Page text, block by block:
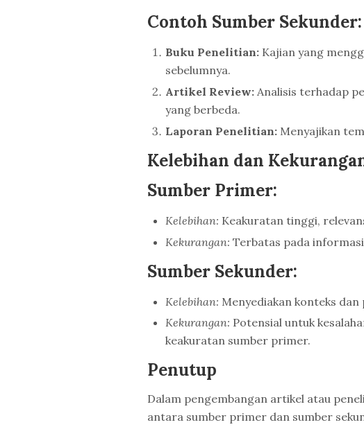
Contoh Sumber Sekunder:
Buku Penelitian:Kajian yang
sebelumnya.
Artikel Review:Analisis terhadap
yang berbeda.
Laporan Penelitian:Menyajikan
Kelebihan dan
Sumber Primer:
Kelebihan: Keakuratan tinggi,
Kekurangan: Terbatas pada
Sumber Sekunder:
Kelebihan: Menyediakan konteks dan
Kekurangan: Potensial untuk
keakuratan sumber primer.
Penutup
Dalam pengembangan artikel atau
antara sumber primer dan sumber